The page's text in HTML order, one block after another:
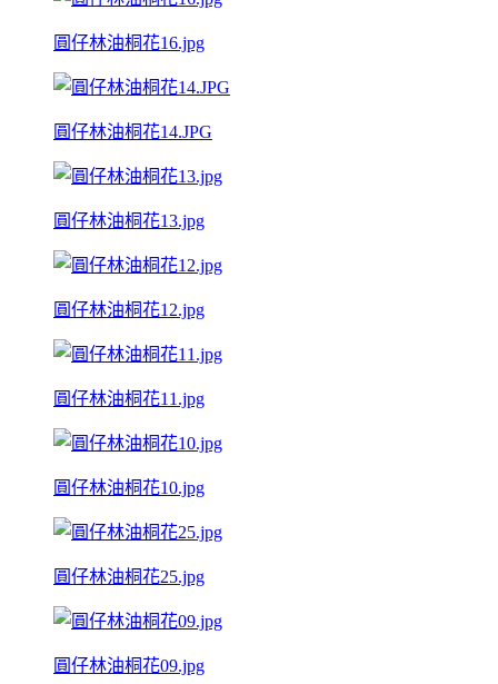
圓仔林油桐花16.jpg
圓仔林油桐花14.JPG
圓仔林油桐花13.jpg
圓仔林油桐花12.jpg
圓仔林油桐花11.jpg
圓仔林油桐花10.jpg
圓仔林油桐花25.jpg
圓仔林油桐花09.jpg